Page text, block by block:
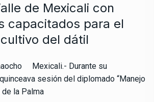
de Mexicali con
capacitados para el
del dátil
Mexicali.- Durante su
sesión del diplomado “Manejo
la Palma